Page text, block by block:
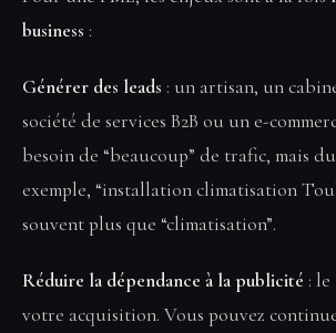
business :
Générer des leads : un artisan, un
société de services B2B ou un e-
besoin de “beaucoup” de trafic, mais
exemple, “installation climatisation
souvent plus que “climatisation”.
Réduire la dépendance à la publicité :
votre acquisition. Vous pouvez